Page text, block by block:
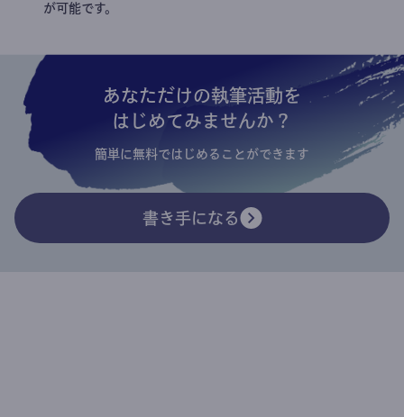
が可能です。
あなただけの執筆活動を
はじめてみませんか？
簡単に無料ではじめることができます
書き手になる